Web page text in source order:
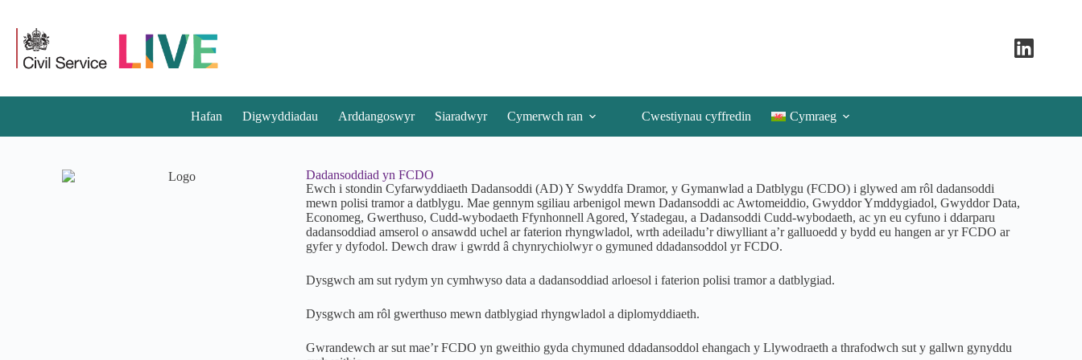
Hafan Digwyddiadau Arddangoswyr Siaradwyr Cymerwch ran Cwestiynau cyffredin Cymraeg
Dadansoddiad yn FCDO
Ewch i stondin Cyfarwyddiaeth Dadansoddi (AD) Y Swyddfa Dramor, y Gymanwlad a Datblygu (FCDO) i glywed am rôl dadansoddi
mewn polisi tramor a datblygu. Mae gennym sgiliau arbenigol mewn Dadansoddi ac Awtomeiddio, Gwyddor Ymddygiadol, Gwyddor Data,
Economeg, Gwerthuso, Cudd-wybodaeth Ffynhonnell Agored, Ystadegau, a Dadansoddi Cudd-wybodaeth, ac yn eu cyfuno i ddarparu
dadansoddiad amserol o ansawdd uchel ar faterion rhyngwladol, wrth adeiladu’r diwylliant a’r galluoedd y bydd eu hangen ar yr FCDO ar
gyfer y dyfodol. Dewch draw i gwrdd â chynrychiolwyr o gymuned ddadansoddol yr FCDO.
Dysgwch am sut rydym yn cymhwyso data a dadansoddiad arloesol i faterion polisi tramor a datblygiad.
Dysgwch am rôl gwerthuso mewn datblygiad rhyngwladol a diplomyddiaeth.
Gwrandewch ar sut mae’r FCDO yn gweithio gyda chymuned ddadansoddol ehangach y Llywodraeth a thrafodwch sut y gallwn gynyddu